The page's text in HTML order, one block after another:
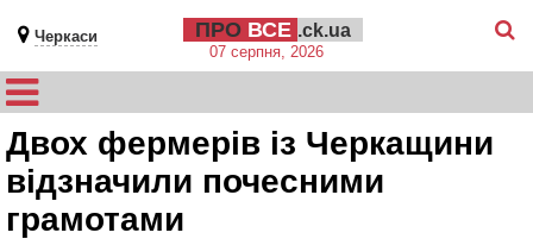
Черкаси ПРО ВСЕ .ck.ua
07 серпня, 2026
Двох фермерів із Черкащини
відзначили почесними
грамотами